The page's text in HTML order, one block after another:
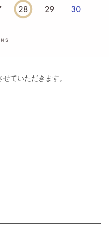
ていただきます。